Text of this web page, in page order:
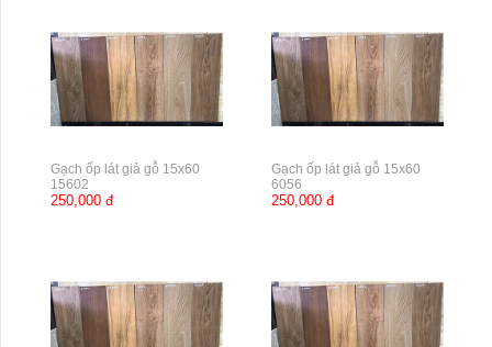
Gạch ốp lát giả gỗ 15x60
15602
250,000 đ
Gạch ốp lát giả gỗ 15x60
6056
250,000 đ